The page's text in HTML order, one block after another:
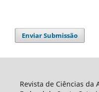
Enviar Submissão
Revista de Ciências